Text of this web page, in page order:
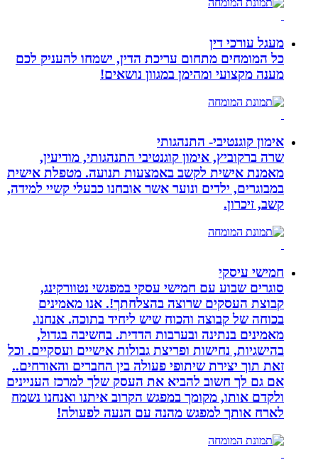
מעגל עורכי דין
כל המומחים מתחום עריכת הדין, ישמחו להעניק לכם
מענה מקצועי ומהימן במגוון נושאים!
אימון קוגנטיבי- התנהגותי
שרה ברקוביץ, אימון קוגנטיבי התנהגותי, מודיעין,
מאמנת אישית לקשב באמצעות תנועה. מטפלת אישית
במבוגרים, ילדים ונוער אשר אובחנו כבעלי קשיי למידה,
קשב, זיכרון.
חמישי עיסקי
סוגרים שבוע עם חמישי עסקי במפגשי נטוורקינג,
קבוצת העסקים שרוצה בהצלחתך!. אנו מאמינים
בכוחה של קבוצה והכוח שיש ליחיד בתוכה. אנחנו.
מאמינים בנתינה ובערבות הדדית. בחשיבה בגדול,
בהישגיות, נחישות ופריצת גבולות אישיים ועסקיים. וכל
זאת תוך יצירת שיתופי פעולה בין החברים והאורחים..
אם גם לך חשוב להביא את העסק שלך למרכז העניינים
ולקדם אותו, מקומך במפגש הקרוב איתנו ואנחנו נשמח
לארח אותך למפגש מהנה עם הנעה לפעולה!